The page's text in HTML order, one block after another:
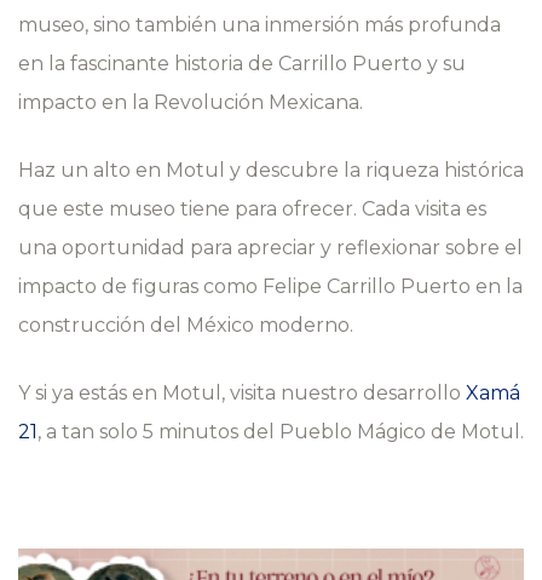
museo, sino también una inmersión más profunda
en la fascinante historia de Carrillo Puerto y su
impacto en la Revolución Mexicana.
Haz un alto en Motul y descubre la riqueza histórica
que este museo tiene para ofrecer. Cada visita es
una oportunidad para apreciar y reflexionar sobre el
impacto de figuras como Felipe Carrillo Puerto en la
construcción del México moderno.
Y si ya estás en Motul, visita nuestro desarrollo Xamá
21, a tan solo 5 minutos del Pueblo Mágico de Motul.